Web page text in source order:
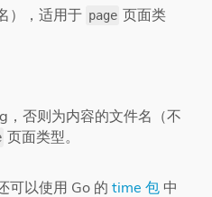
），适用于 page 页面类
否则为内容的文件名（不
页面类型。
可以使用 Go 的 time 包 中